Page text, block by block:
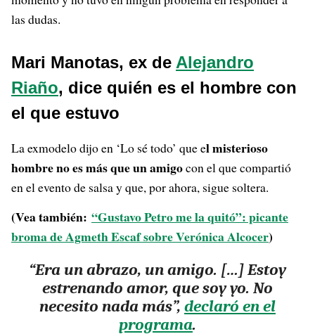
las dudas.
Mari Manotas, ex de Alejandro
Riaño, dice quién es el hombre con
el que estuvo
La exmodelo dijo en ‘Lo sé todo’ que el misterioso
hombre no es más que un amigocon el que compartió
en el evento de salsa y que, por ahora, sigue soltera.
(Vea también: “Gustavo Petro me la quitó”: picante
broma de Agmeth Escaf sobre Verónica Alcocer)
“Era un abrazo, un amigo. […] Estoy
estrenando amor, que soy yo. No
necesito nada más”, declaró en el
programa.